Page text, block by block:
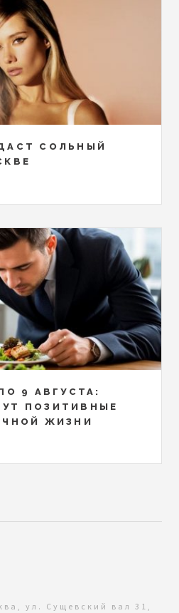
СОЛЬНЫЙ
9 АВГУСТА:
ПОЗИТИВНЫЕ
ЖИЗНИ
ул. Сущевский вал 31,